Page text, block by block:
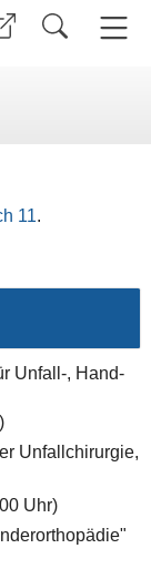
11.
Unfall-, Hand-
Unfallchirurgie,
Uhr)